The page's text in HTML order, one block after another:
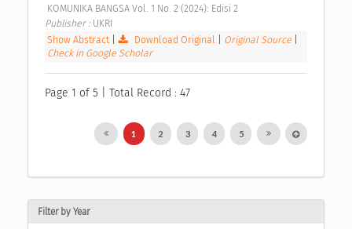
KOMUNIKA BANGSA Vol. 1 No. 2 (2024): Edisi 2
Publisher : UKRI
Show Abstract| Download Original Original Source
Check in Google Scholar
Page 1 of 5 | Total Record : 47
1 2 3 4 5
Filter by Year